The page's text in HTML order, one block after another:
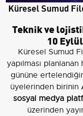
Küresel Sumud
Teknik ve
10
Küresel Sumud
yapılması
gününe
üyelerinden birinin
sosyal medya
üzerinden